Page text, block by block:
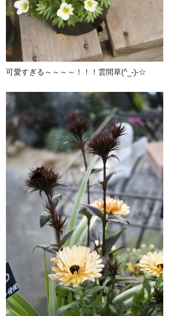
可愛すぎる～～～～！！！雲間草(^_-)-☆